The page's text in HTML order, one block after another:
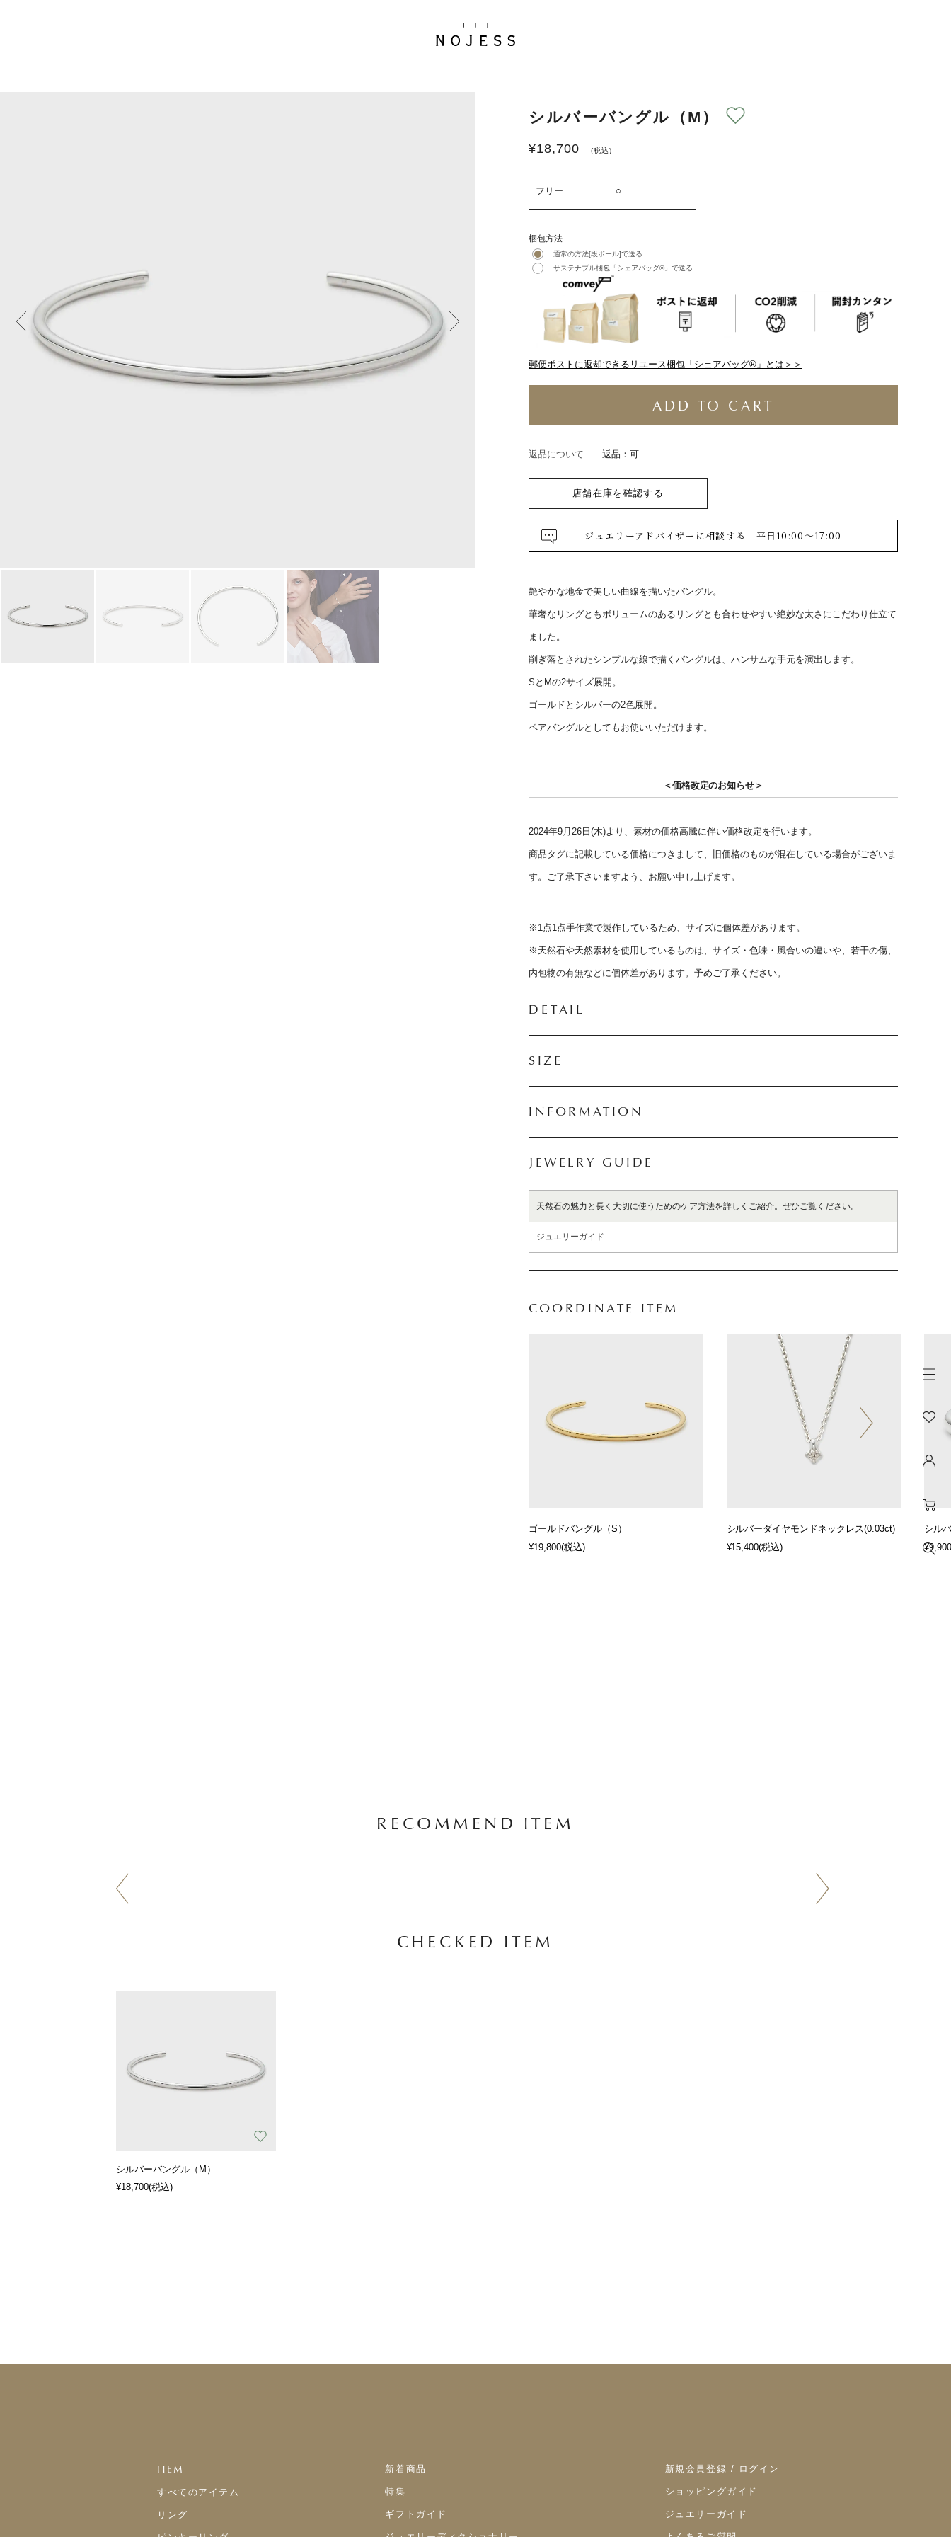
シルバーバングル（M）
¥18,700 (税込)
フリー ○
梱包方法
通常の方法[段ボール]で送る
サステナブル梱包「シェアバッグ®︎」で送る
郵便ポストに返却できるリユース梱包「シェアバッグ®︎」とは＞＞
ADD TO CART
返品について 返品：可
店舗在庫を確認する
ジュエリーアドバイザーに相談する 平日10:00～17:00
艶やかな地金で美しい曲線を描いたバングル。
華奢なリングともボリュームのあるリングとも合わせやすい絶妙な太さにこだわり仕立て
ました。
削ぎ落とされたシンプルな線で描くバングルは、ハンサムな手元を演出します。
SとMの2サイズ展開。
ゴールドとシルバーの2色展開。
ペアバングルとしてもお使いいただけます。
＜価格改定のお知らせ＞
2024年9月26日(木)より、素材の価格高騰に伴い価格改定を行います。
商品タグに記載している価格につきまして、旧価格のものが混在している場合がございま
す。ご了承下さいますよう、お願い申し上げます。
※1点1点手作業で製作しているため、サイズに個体差があります。
※天然石や天然素材を使用しているものは、サイズ・色味・風合いの違いや、若干の傷、
内包物の有無などに個体差があります。予めご了承ください。
DETAIL
SIZE
INFORMATION
JEWELRY GUIDE
天然石の魅力と長く大切に使うためのケア方法を詳しくご紹介。ぜひご覧ください。
ジュエリーガイド
COORDINATE ITEM
ゴールドバングル（S）
¥19,800(税込)
シルバーダイヤモンドネックレス(0.03ct)
¥15,400(税込)
シル
¥9,900
RECOMMEND ITEM
CHECKED ITEM
シルバーバングル（M）
¥18,700(税込)
ITEM
すべてのアイテム
リング
新着商品
特集
ギフトガイド
新規会員登録 / ログイン
ショッピングガイド
ジュエリーガイド